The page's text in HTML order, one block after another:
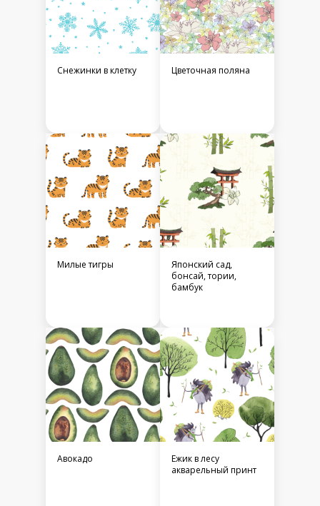
Снежинки в клетку Цветочная поляна
Милые тигры
Японский сад,
бонсай, тории,
бамбук
Авокадо
Ежик в лесу
акварельный принт